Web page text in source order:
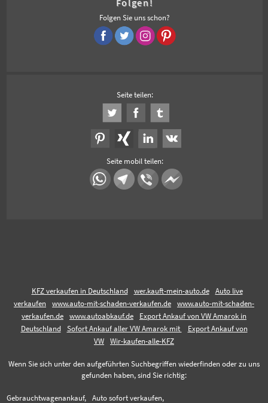
Folgen Sie uns schon?
Seite teilen:
Seite mobil teilen:
KFZ verkaufen in Deutschland wer.kauft-mein-auto.de
Auto live
verkaufen
www.auto-mit-schaden-verkaufen.de
www.auto-mit-schaden-
verkaufen.de
www.autoabkauf.de
Export Ankauf von VW Amarok in
Deutschland
Sofort Ankauf aller VW Amarok mit
Export Ankauf von
VW
Wir-kaufen-alle-KFZ
Wenn Sie sich unter den aufgeführten Suchbegriffen wiederfinden oder zu uns
gefunden haben, sind Sie richtig:
Gebrauchtwagenankauf, Auto sofort verkaufen,